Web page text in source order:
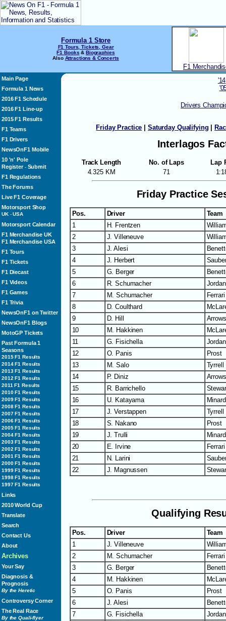
F1
Formula 1 Store
F1 Tours, Tickets, Gear
F1 Books & Biographies
Also Attractions & Concerts
Main Page
Formula 1 News
2016 F1 Schedule
2016 F1 Line-up
2015 F1 Results
F1 Teams
F1 Drivers
NewsOnF1 Mobile
10 'n' Pole
Register- Submit
F1 Regulations
The Forums
Live F1 Coverage
Motorsport Shop
UK-USA
Motorsport Calendar
F1 Merchandise UK
F1 Merchandise USA
F1 Tours
F1 Tickets
F1 Diecast
F1 Videos
F1 Games
F1 Trivia
NewsOnF1 on Twitter
NewsOnF1 Blogs
MotoGP Tickets
Past Formula 1
Seasons
2015 F1 Results
2014 F1 Results
2013 F1 Results
2012 F1 Results
2011 F1 Results
2010 F1 Results
2009 F1 Results
2008 F1 Results
2007 F1 Results
2006 F1 Results
2005 F1 Results
2004 F1 Results
2003 F1 Results
2002 F1 Results
2001 F1 Results
2000 F1 Results
1999 F1 Results
1998 F1 Results
1997 F1 Results
Links
2010 World Cup
Translate
Search
Contact Us
About
Archives
Your Say
Diagnosis &
Prognosis
By the Heretic
Controversy Corner
The Real Race
By the Quali-flyer
'14
Drivers
Friday Practice | Saturday Qualifying |
Interlagos
Track Length No. of Laps
Lap
4.325 KM
71
Friday Practice
Pos. Driver
Team
1
H. Frentzen
2
J. Villeneuve
3
J. Alesi
4
J. Herbert
5
G. Berger
6
R. Schumacher
Jordan
7
M. Schumacher
Ferrari
8
D. Coulthard
9
D. Hill
Arrows
10
M. Hakkinen
11
G. Fisichella
Jordan
12
O. Panis
Prost
13
M. Salo
Tyrrell
14
P. Diniz
Arrows
15
R. Barrichello
16
U. Katayama
17
J. Verstappen
Tyrrell
18
S. Nakano
Prost
19
J. Trulli
20
E. Irvine
21
N. Larini
22
J. Magnussen
Qualifying
Pos. Driver
Team
1
J. Villeneuve
2
M. Schumacher
Ferrari
3
G. Berger
4
M. Hakkinen
5
O. Panis
Prost
6
J. Alesi
7
G. Fisichella
Jordan